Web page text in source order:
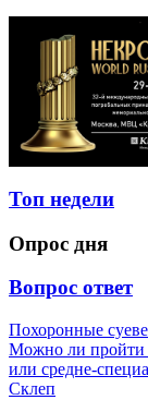
Топ недели
Опрос дня
Вопрос ответ
Похоронные
Можно ли пройти
или средне-
Склеп